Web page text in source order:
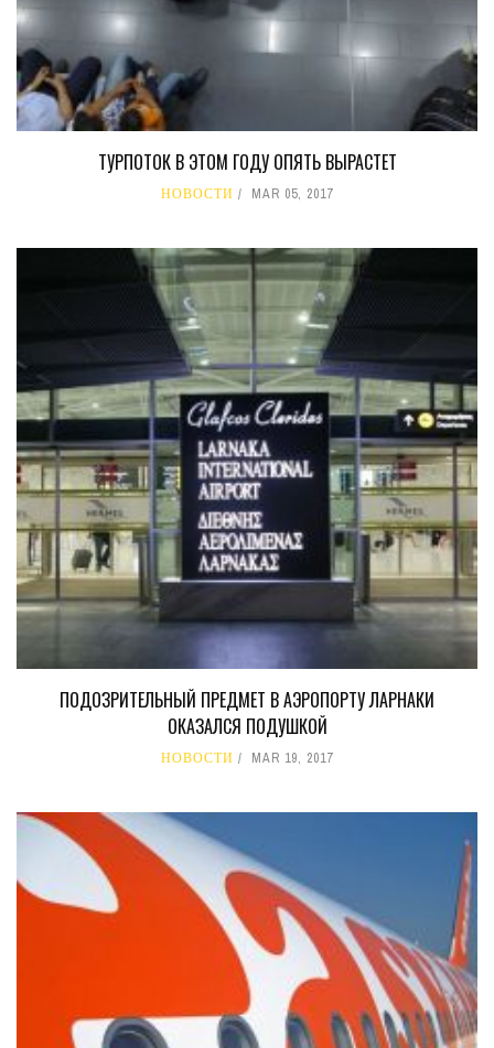
ТУРПОТОК В ЭТОМ ГОДУ ОПЯТЬ ВЫРАСТЕТ
НОВОСТИ MAR 05, 2017
ПОДОЗРИТЕЛЬНЫЙ ПРЕДМЕТ В АЭРОПОРТУ ЛАРНАКИ
ОКАЗАЛСЯ ПОДУШКОЙ
НОВОСТИ MAR 19, 2017